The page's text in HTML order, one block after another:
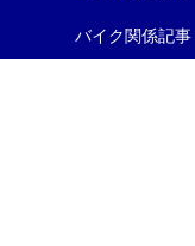
バイク関係記事